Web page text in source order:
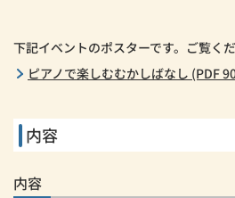
下記イベントのポスターです。ご覧くだ
ピアノで楽しむむかしばなし (PDF
内容
内容